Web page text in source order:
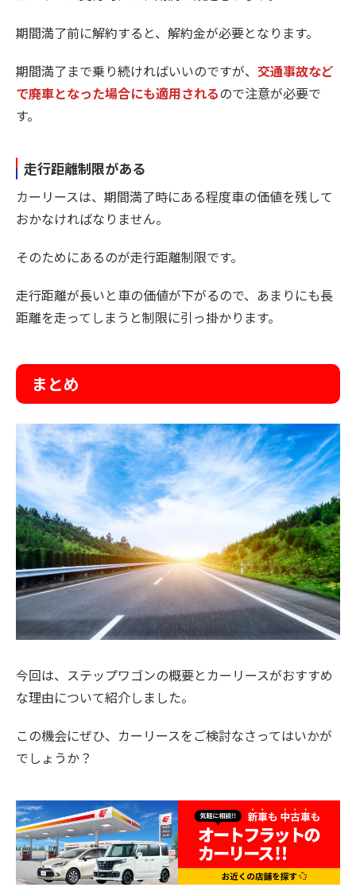
期間満了前に解約すると、解約金が必要となります。
期間満了まで乗り続ければいいのですが、 交通事故など
で廃車となった場合にも適用されるので注意が必要で
す。
走行距離制限がある
カーリースは、期間満了時にある程度車の価値を残して
おかなければなりません。
そのためにあるのが走行距離制限です。
走行距離が長いと車の価値が下がるので、あまりにも長
距離を走ってしまうと制限に引っ掛かります。
まとめ
今回は、ステップワゴンの概要とカーリースがおすすめ
な理由について紹介しました。
この機会にぜひ、カーリースをご検討なさってはいかが
でしょうか？